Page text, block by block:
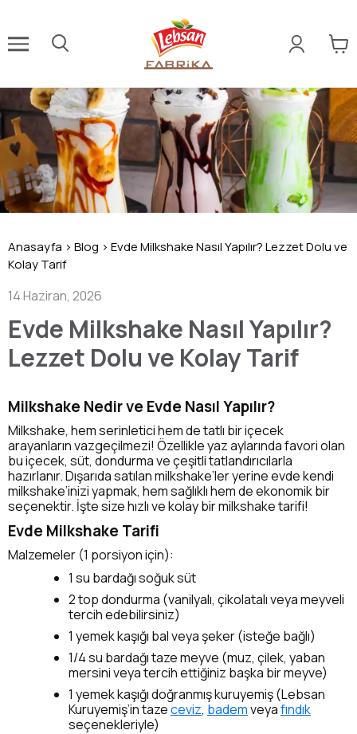
Anasayfa > Blog > Evde Milkshake Nasıl Yapılır? Lezzet Dolu ve
Kolay Tarif
14 Haziran, 2026
Evde Milkshake Nasıl Yapılır?
Lezzet Dolu ve Kolay Tarif
Milkshake Nedir ve Evde Nasıl Yapılır?
Milkshake, hem serinletici hem de tatlı bir içecek
arayanların vazgeçilmezi! Özellikle yaz aylarında favori olan
bu içecek, süt, dondurma ve çeşitli tatlandırıcılarla
hazırlanır. Dışarıda satılan milkshake’ler yerine evde kendi
milkshake’inizi yapmak, hem sağlıklı hem de ekonomik bir
seçenektir. İşte size hızlı ve kolay bir milkshake tarifi!
Evde Milkshake Tarifi
Malzemeler (1 porsiyon için):
1 su bardağı soğuk süt
2 top dondurma (vanilyalı, çikolatalı veya meyveli
tercih edebilirsiniz)
1 yemek kaşığı bal veya şeker (isteğe bağlı)
1/4 su bardağı taze meyve (muz, çilek, yaban
mersini veya tercih ettiğiniz başka bir meyve)
1 yemek kaşığı doğranmış kuruyemiş (Lebsan
Kuruyemiş’in tazeceviz, bademveyafındık
seçenekleriyle)